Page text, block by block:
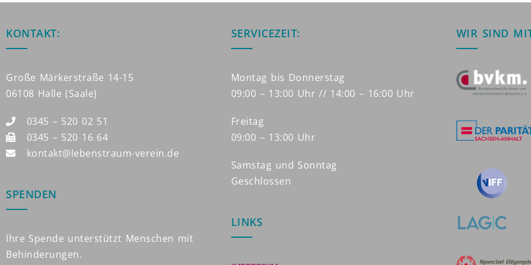
KONTAKT:
Große Märkerstraße 14-15
06108 Halle (Saale)
0345 – 520 02 51
0345 – 520 16 64
kontakt@lebenstraum-verein.de
SPENDEN
Ihre Spende unterstützt Menschen mit
Behinderungen.
SERVICEZEIT:
Montag bis Donnerstag
09:00 – 13:00 Uhr // 14:00 – 16:00 Uhr
Freitag
09:00 – 13:00 Uhr
Samstag und Sonntag
Geschlossen
LINKS
WIR SIND